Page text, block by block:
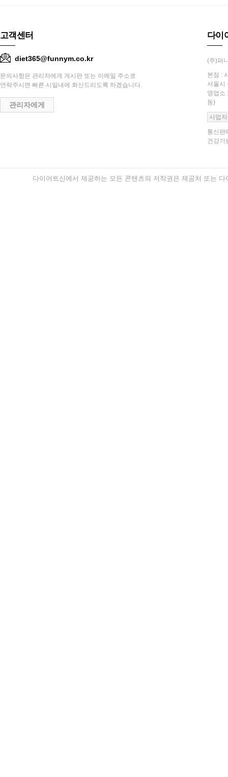
고객센터
diet365@funnym.co.kr
문의사항은 관리자에게 게시판 또는 이메일 주소로
연락주시면 빠른 시일내에 회신드리도록 하겠습니다.
관리자에게
다이
(주)퍼
본점 :
서울시
영업소
동)
사업
통신판
건강기
다이어트신에서 제공하는 모든 콘텐츠의 저작권은 제공처 또는